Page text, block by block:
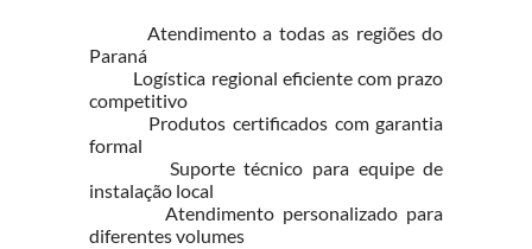
Atendimento a todas as regiões do
Paraná
Logística regional eficiente com prazo
competitivo
Produtos certificados com garantia
formal
Suporte técnico para equipe de
instalação local
Atendimento personalizado para
diferentes volumes